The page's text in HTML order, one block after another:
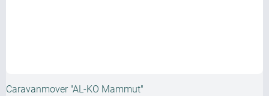
Caravanmover "AL-KO Mammut"